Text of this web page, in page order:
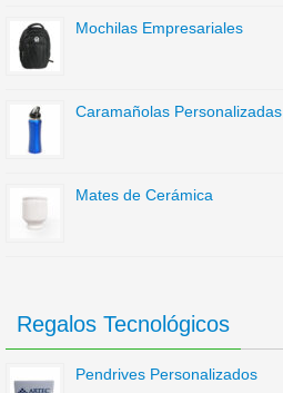
Mochilas Empresariales
Caramañolas Personalizadas
Mates de Cerámica
Regalos Tecnológicos
Pendrives Personalizados